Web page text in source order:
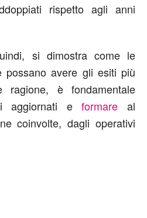
rispetto agli anni
si dimostra come le
possano avere gli esiti più
è fondamentale
aggiornati eformare al
coinvolte, dagli operativi